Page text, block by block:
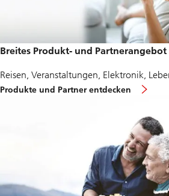
Breites Produkt- und Partnerangebot
Reisen, Veranstaltungen, Elektronik,
Produkte und Partner entdecken